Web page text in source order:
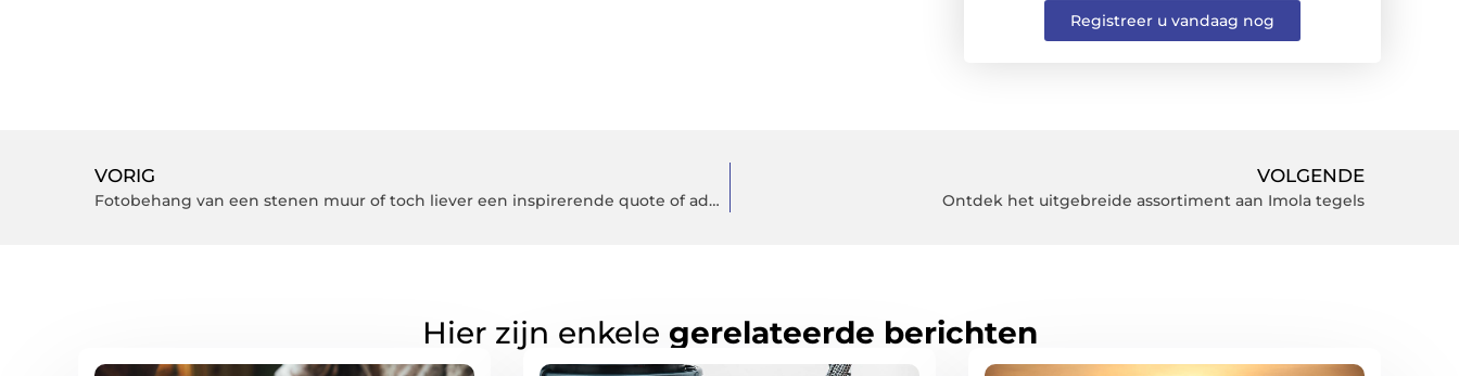
Registreer u vandaag nog
VORIG
Fotobehang van een stenen muur of toch liever een inspirerende quote of adembenemende zonsondergang?
VOLGENDE
Ontdek het uitgebreide assortiment aan Imola tegels
Hier zijn enkele gerelateerde berichten